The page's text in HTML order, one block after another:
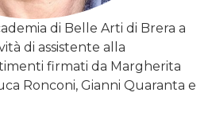
di Belle Arti di Brera a
di assistente alla
firmati da Margherita
Ronconi, Gianni Quaranta e